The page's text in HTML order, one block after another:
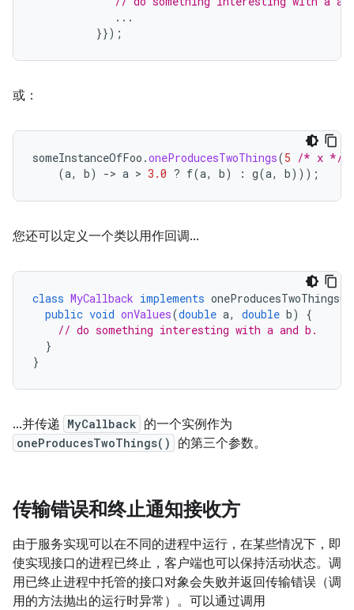
...
}});
或：
someInstanceOfFoo .oneProducesTwoThings(5 /* x */
(a, b) -> a > 3.0 ? f(a, b) : g(a, b)));
您还可以定义一个类以用作回调…
class MyCallback implements
public void onValues(double a, double b)
{
// do something interesting with a and b.
}
}
…并传递 MyCallback 的一个实例作为
oneProducesTwoThings() 的第三个参数。
传输错误和终止通知接收方
由于服务实现可以在不同的进程中运行，在某些情况下，即
使实现接口的进程已终止，客户端也可以保持活动状态。调
用已终止进程中托管的接口对象会失败并返回传输错误（调
用的方法抛出的运行时异常）。可以通过调用